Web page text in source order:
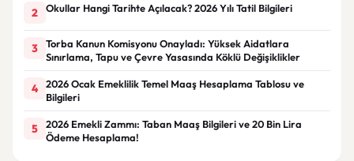
2 Okullar Hangi Tarihte Açılacak? 2026 Yılı Tatil Bilgileri
3
Torba Kanun Komisyonu Onayladı: Yüksek Aidatlara
Sınırlama, Tapu ve Çevre Yasasında Köklü Değişiklikler
4
2026 Ocak Emeklilik Temel Maaş Hesaplama Tablosu ve
Bilgileri
5
2026 Emekli Zammı: Taban Maaş Bilgileri ve 20 Bin Lira
Ödeme Hesaplama!